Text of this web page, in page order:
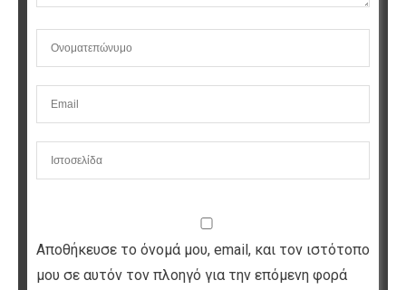
Αποθήκευσε το όνομά μου, email, και τον ιστότοπο
μου σε αυτόν τον πλοηγό για την επόμενη φορά